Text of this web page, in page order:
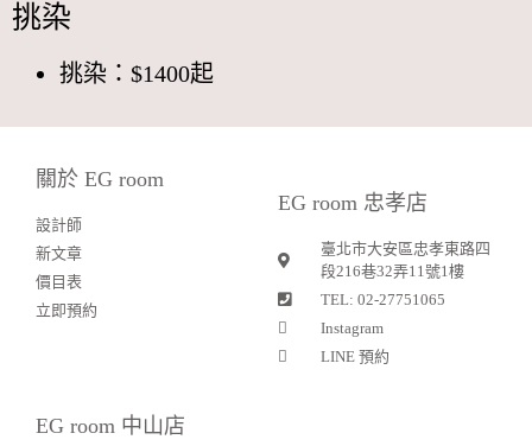
挑染
挑染：$1400起
關於 EG room
設計師
新文章
價目表
立即預約
EG room 忠孝店
臺北市大安區忠孝東路四
段216巷32弄11號1樓
TEL: 02-27751065
Instagram
LINE 預約
EG room 中山店